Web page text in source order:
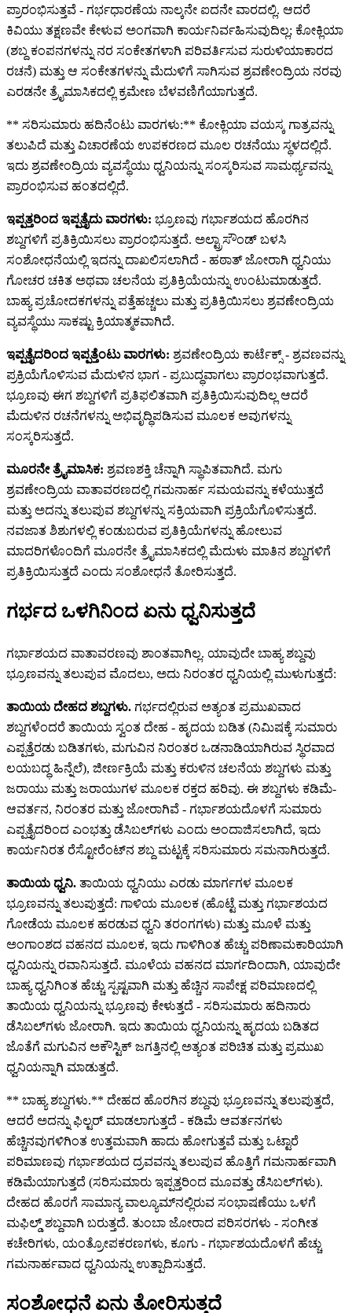
ಪ್ರಾರಂಭಿಸುತ್ತವೆ - ಗರ್ಭಧಾರಣೆಯ ನಾಲ್ಕನೇ ಐದನೇ ವಾರದಲ್ಲಿ. ಆದರೆ
ಕಿವಿಯು ತಕ್ಷಣವೇ ಕೇಳುವ ಅಂಗವಾಗಿ ಕಾರ್ಯನಿರ್ವಹಿಸುವುದಿಲ್ಲ; ಕೋಕ್ಲಿಯಾ
(ಶಬ್ದ ಕಂಪನಗಳನ್ನು ನರ ಸಂಕೇತಗಳಾಗಿ ಪರಿವರ್ತಿಸುವ ಸುರುಳಿಯಾಕಾರದ
ರಚನೆ) ಮತ್ತು ಆ ಸಂಕೇತಗಳನ್ನು ಮೆದುಳಿಗೆ ಸಾಗಿಸುವ ಶ್ರವಣೇಂದ್ರಿಯ ನರವು
ಎರಡನೇ ತ್ರೈಮಾಸಿಕದಲ್ಲಿ ಕ್ರಮೇಣ ಬೆಳವಣಿಗೆಯಾಗುತ್ತದೆ.
** ಸರಿಸುಮಾರು ಹದಿನೆಂಟು ವಾರಗಳು:** ಕೋಕ್ಲಿಯಾ ವಯಸ್ಕ ಗಾತ್ರವನ್ನು
ತಲುಪಿದೆ ಮತ್ತು ವಿಚಾರಣೆಯ ಉಪಕರಣದ ಮೂಲ ರಚನೆಯು ಸ್ಥಳದಲ್ಲಿದೆ.
ಇದು ಶ್ರವಣೇಂದ್ರಿಯ ವ್ಯವಸ್ಥೆಯು ಧ್ವನಿಯನ್ನು ಸಂಸ್ಕರಿಸುವ ಸಾಮರ್ಥ್ಯವನ್ನು
ಪ್ರಾರಂಭಿಸುವ ಹಂತದಲ್ಲಿದೆ.
ಇಪ್ಪತ್ತರಿಂದ ಇಪ್ಪತ್ತೈದು ವಾರಗಳು: ಭ್ರೂಣವು ಗರ್ಭಾಶಯದ ಹೊರಗಿನ
ಶಬ್ದಗಳಿಗೆ ಪ್ರತಿಕ್ರಿಯಿಸಲು ಪ್ರಾರಂಭಿಸುತ್ತದೆ. ಅಲ್ಟ್ರಾಸೌಂಡ್ ಬಳಸಿ
ಸಂಶೋಧನೆಯಲ್ಲಿ ಇದನ್ನು ದಾಖಲಿಸಲಾಗಿದೆ - ಹಠಾತ್ ಜೋರಾಗಿ ಧ್ವನಿಯು
ಗೋಚರ ಚಕಿತ ಅಥವಾ ಚಲನೆಯ ಪ್ರತಿಕ್ರಿಯೆಯನ್ನು ಉಂಟುಮಾಡುತ್ತದೆ.
ಬಾಹ್ಯ ಪ್ರಚೋದಕಗಳನ್ನು ಪತ್ತೆಹಚ್ಚಲು ಮತ್ತು ಪ್ರತಿಕ್ರಿಯಿಸಲು ಶ್ರವಣೇಂದ್ರಿಯ
ವ್ಯವಸ್ಥೆಯು ಸಾಕಷ್ಟು ಕ್ರಿಯಾತ್ಮಕವಾಗಿದೆ.
ಇಪ್ಪತ್ತೈದರಿಂದ ಇಪ್ಪತ್ತೆಂಟು ವಾರಗಳು: ಶ್ರವಣೇಂದ್ರಿಯ ಕಾರ್ಟೆಕ್ಸ್ - ಶ್ರವಣವನ್ನು
ಪ್ರಕ್ರಿಯೆಗೊಳಿಸುವ ಮೆದುಳಿನ ಭಾಗ - ಪ್ರಬುದ್ಧವಾಗಲು ಪ್ರಾರಂಭವಾಗುತ್ತದೆ.
ಭ್ರೂಣವು ಈಗ ಶಬ್ದಗಳಿಗೆ ಪ್ರತಿಫಲಿತವಾಗಿ ಪ್ರತಿಕ್ರಿಯಿಸುವುದಿಲ್ಲ ಆದರೆ
ಮೆದುಳಿನ ರಚನೆಗಳನ್ನು ಅಭಿವೃದ್ಧಿಪಡಿಸುವ ಮೂಲಕ ಅವುಗಳನ್ನು
ಸಂಸ್ಕರಿಸುತ್ತದೆ.
ಮೂರನೇ ತ್ರೈಮಾಸಿಕ: ಶ್ರವಣಶಕ್ತಿ ಚೆನ್ನಾಗಿ ಸ್ಥಾಪಿತವಾಗಿದೆ. ಮಗು
ಶ್ರವಣೇಂದ್ರಿಯ ವಾತಾವರಣದಲ್ಲಿ ಗಮನಾರ್ಹ ಸಮಯವನ್ನು ಕಳೆಯುತ್ತದೆ
ಮತ್ತು ಅದನ್ನು ತಲುಪುವ ಶಬ್ದಗಳನ್ನು ಸಕ್ರಿಯವಾಗಿ ಪ್ರಕ್ರಿಯೆಗೊಳಿಸುತ್ತದೆ.
ನವಜಾತ ಶಿಶುಗಳಲ್ಲಿ ಕಂಡುಬರುವ ಪ್ರತಿಕ್ರಿಯೆಗಳನ್ನು ಹೋಲುವ
ಮಾದರಿಗಳೊಂದಿಗೆ ಮೂರನೇ ತ್ರೈಮಾಸಿಕದಲ್ಲಿ ಮೆದುಳು ಮಾತಿನ ಶಬ್ದಗಳಿಗೆ
ಪ್ರತಿಕ್ರಿಯಿಸುತ್ತದೆ ಎಂದು ಸಂಶೋಧನೆ ತೋರಿಸುತ್ತದೆ.
ಗರ್ಭದ ಒಳಗಿನಿಂದ ಏನು ಧ್ವನಿಸುತ್ತದೆ
ಗರ್ಭಾಶಯದ ವಾತಾವರಣವು ಶಾಂತವಾಗಿಲ್ಲ. ಯಾವುದೇ ಬಾಹ್ಯ ಶಬ್ದವು
ಭ್ರೂಣವನ್ನು ತಲುಪುವ ಮೊದಲು, ಅದು ನಿರಂತರ ಧ್ವನಿಯಲ್ಲಿ ಮುಳುಗುತ್ತದೆ:
ತಾಯಿಯ ದೇಹದ ಶಬ್ದಗಳು. ಗರ್ಭದಲ್ಲಿರುವ ಅತ್ಯಂತ ಪ್ರಮುಖವಾದ
ಶಬ್ದಗಳೆಂದರೆ ತಾಯಿಯ ಸ್ವಂತ ದೇಹ - ಹೃದಯ ಬಡಿತ (ನಿಮಿಷಕ್ಕೆ ಸುಮಾರು
ಎಪ್ಪತ್ತೆರಡು ಬಡಿತಗಳು, ಮಗುವಿನ ನಿರಂತರ ಒಡನಾಡಿಯಾಗಿರುವ ಸ್ಥಿರವಾದ
ಲಯಬದ್ಧ ಹಿನ್ನೆಲೆ), ಜೀರ್ಣಕ್ರಿಯೆ ಮತ್ತು ಕರುಳಿನ ಚಲನೆಯ ಶಬ್ದಗಳು ಮತ್ತು
ಜರಾಯು ಮತ್ತು ಜರಾಯುಗಳ ಮೂಲಕ ರಕ್ತದ ಹರಿವು. ಈ ಶಬ್ದಗಳು ಕಡಿಮೆ-
ಆವರ್ತನ, ನಿರಂತರ ಮತ್ತು ಜೋರಾಗಿವೆ - ಗರ್ಭಾಶಯದೊಳಗೆ ಸುಮಾರು
ಎಪ್ಪತ್ತೈದರಿಂದ ಎಂಭತ್ತು ಡೆಸಿಬಲ್‌ಗಳು ಎಂದು ಅಂದಾಜಿಸಲಾಗಿದೆ, ಇದು
ಕಾರ್ಯನಿರತ ರೆಸ್ಟೋರೆಂಟ್‌ನ ಶಬ್ದ ಮಟ್ಟಕ್ಕೆ ಸರಿಸುಮಾರು ಸಮನಾಗಿರುತ್ತದೆ.
ತಾಯಿಯ ಧ್ವನಿ. ತಾಯಿಯ ಧ್ವನಿಯು ಎರಡು ಮಾರ್ಗಗಳ ಮೂಲಕ
ಭ್ರೂಣವನ್ನು ತಲುಪುತ್ತದೆ: ಗಾಳಿಯ ಮೂಲಕ (ಹೊಟ್ಟೆ ಮತ್ತು ಗರ್ಭಾಶಯದ
ಗೋಡೆಯ ಮೂಲಕ ಹರಡುವ ಧ್ವನಿ ತರಂಗಗಳು) ಮತ್ತು ಮೂಳೆ ಮತ್ತು
ಅಂಗಾಂಶದ ವಹನದ ಮೂಲಕ, ಇದು ಗಾಳಿಗಿಂತ ಹೆಚ್ಚು ಪರಿಣಾಮಕಾರಿಯಾಗಿ
ಧ್ವನಿಯನ್ನು ರವಾನಿಸುತ್ತದೆ. ಮೂಳೆಯ ವಹನದ ಮಾರ್ಗದಿಂದಾಗಿ, ಯಾವುದೇ
ಬಾಹ್ಯ ಧ್ವನಿಗಿಂತ ಹೆಚ್ಚು ಸ್ಪಷ್ಟವಾಗಿ ಮತ್ತು ಹೆಚ್ಚಿನ ಸಾಪೇಕ್ಷ ಪರಿಮಾಣದಲ್ಲಿ
ತಾಯಿಯ ಧ್ವನಿಯನ್ನು ಭ್ರೂಣವು ಕೇಳುತ್ತದೆ - ಸರಿಸುಮಾರು ಹದಿನಾರು
ಡೆಸಿಬಲ್‌ಗಳು ಜೋರಾಗಿ. ಇದು ತಾಯಿಯ ಧ್ವನಿಯನ್ನು ಹೃದಯ ಬಡಿತದ
ಜೊತೆಗೆ ಮಗುವಿನ ಅಕೌಸ್ಟಿಕ್ ಜಗತ್ತಿನಲ್ಲಿ ಅತ್ಯಂತ ಪರಿಚಿತ ಮತ್ತು ಪ್ರಮುಖ
ಧ್ವನಿಯನ್ನಾಗಿ ಮಾಡುತ್ತದೆ.
** ಬಾಹ್ಯ ಶಬ್ದಗಳು.** ದೇಹದ ಹೊರಗಿನ ಶಬ್ದವು ಭ್ರೂಣವನ್ನು ತಲುಪುತ್ತದೆ,
ಆದರೆ ಅದನ್ನು ಫಿಲ್ಟರ್ ಮಾಡಲಾಗುತ್ತದೆ - ಕಡಿಮೆ ಆವರ್ತನಗಳು
ಹೆಚ್ಚಿನವುಗಳಿಗಿಂತ ಉತ್ತಮವಾಗಿ ಹಾದು ಹೋಗುತ್ತವೆ ಮತ್ತು ಒಟ್ಟಾರೆ
ಪರಿಮಾಣವು ಗರ್ಭಾಶಯದ ದ್ರವವನ್ನು ತಲುಪುವ ಹೊತ್ತಿಗೆ ಗಮನಾರ್ಹವಾಗಿ
ಕಡಿಮೆಯಾಗುತ್ತದೆ (ಸರಿಸುಮಾರು ಇಪ್ಪತ್ತರಿಂದ ಮೂವತ್ತು ಡೆಸಿಬಲ್‌ಗಳು).
ದೇಹದ ಹೊರಗೆ ಸಾಮಾನ್ಯ ವಾಲ್ಯೂಮ್‌ನಲ್ಲಿರುವ ಸಂಭಾಷಣೆಯು ಒಳಗೆ
ಮಫಿಲ್ಡ್ ಶಬ್ದವಾಗಿ ಬರುತ್ತದೆ. ತುಂಬಾ ಜೋರಾದ ಪರಿಸರಗಳು - ಸಂಗೀತ
ಕಚೇರಿಗಳು, ಯಂತ್ರೋಪಕರಣಗಳು, ಕೂಗು - ಗರ್ಭಾಶಯದೊಳಗೆ ಹೆಚ್ಚು
ಗಮನಾರ್ಹವಾದ ಧ್ವನಿಯನ್ನು ಉತ್ಪಾದಿಸುತ್ತದೆ.
ಸಂಶೋಧನೆ ಏನು ತೋರಿಸುತ್ತದೆ